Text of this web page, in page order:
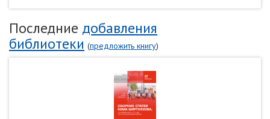
Последние добавления
библиотеки (предложить книгу)